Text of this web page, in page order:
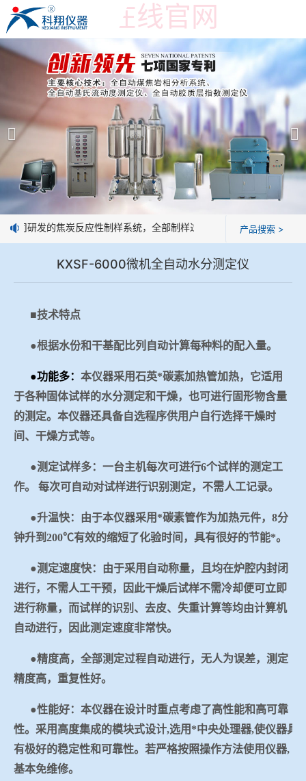
米兰手机在线官网
米兰手机在线官网
产品展示 ＞
米兰手机在线官网-米兰(中国)
焦化行业检测及优化配煤设备
球团矿/烧结矿/块矿高温冶金性能检测系统
烧结/球团优化配矿研究设备
高炉配吹煤检测设备
冶金渣、保护渣等高温物性检测设备
矿石、焦炭物理检测及制样设备
工业分析、测硫仪等
公司简介
米兰手机在线官网
企业业绩
技术交流
公司研发的焦炭反应性制样系统，全部制样过程机械化操作，没有人
产品搜索 >
KXSF-6000微机全自动水分测定仪
■技术特点
●根据水份和干基配比列自动计算每种料的配入量。
●功能多：本仪器采用石英*碳素加热管加热，它适用
于各种固体试样的水分测定和干燥，也可进行固形物含量
的测定。本仪器还具备自选程序供用户自行选择干燥时
间、干燥方式等。
●测定试样多：一台主机每次可进行6个试样的测定工
作。
每次可自动对试样进行识别测定，不需人工记录。
●升温快：由于本仪器采用*碳素管作为加热元件，8分
钟升到 200℃有效的缩短了化验时间，具有很好的节能*。
●测定速度快：由于采用自动称量，且均在炉腔内封闭
进行，不需人工干预，因此干燥后试样不需冷却便可立即
进行称量，而试样的识别、去皮、失重计算等均由计算机
自动进行，因此测定速度非常快。
●精度高，全部测定过程自动进行，无人为误差，测定
精度高，重复性好。
●性能好：本仪器在设计时重点考虑了高性能和高可靠
性。采用高度集成的模块式设计,选用*中央处理器,使仪器具
有极好的稳定性和可靠性。若严格按照操作方法使用仪器,
基本免维修。